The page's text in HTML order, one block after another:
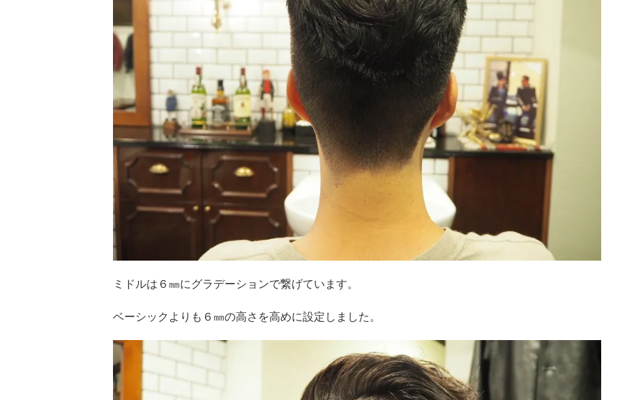
ミドルは６㎜にグラデーションで繋げています。
ベーシックよりも６㎜の高さを高めに設定しました。